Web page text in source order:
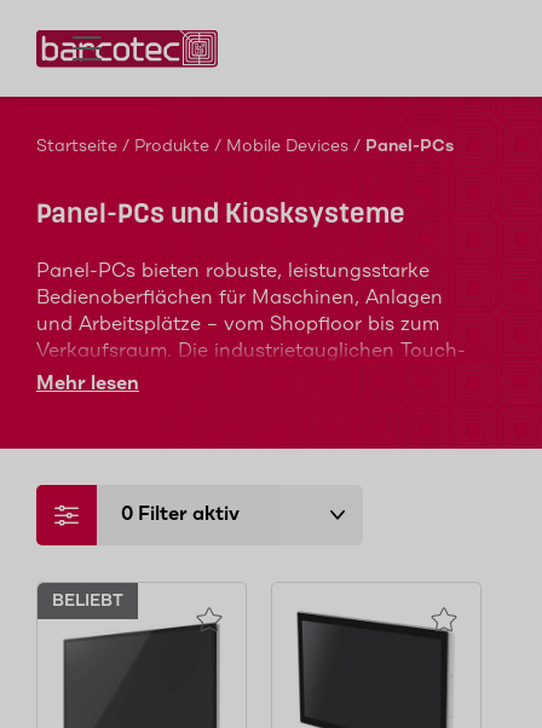
Startseite / Produkte / Mobile Devices / Panel-PCs
Panel-PCs und Kiosksysteme
Panel-PCs bieten robuste, leistungsstarke
Bedienoberflächen für Maschinen, Anlagen
und Arbeitsplätze – vom Shopfloor bis zum
Verkaufsraum. Die industrietauglichen Touch-
PCs sind für den 24/7-Einsatz ausgelegt und
führen.
Mehr lesen
0 Filter aktiv
BELIEBT
Kontaktieren Sie uns!